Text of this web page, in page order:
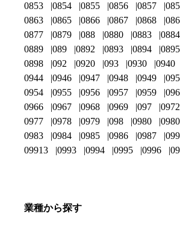
0853
0854 0855 0856 0857
0863
0865 0866 0867 0868
0877
0879 088 0880 0883 0884
0889
089 0892 0893 0894 0895
0898
092 0920 093 0930 0940
0944
0946 0947 0948 0949 095
0954
0955 0956 0957 0959 096
0966
0967 0968 0969 097 0972
0977
0978 0979 098 0980
0983
0984 0985 0986 0987 099
09913
0993 0994 0995 0996
業種から探す